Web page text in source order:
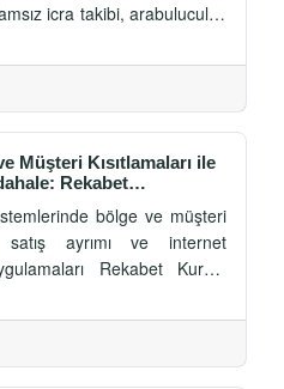
icra takibi, arabuluculuk
değerlendirme.
Müşteri Kısıtlamaları ile
Rekabet
bölge ve müşteri
satış ayrımı ve internet
Rekabet Kurulu